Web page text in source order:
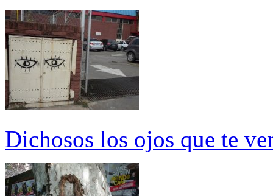
Dichosos los ojos que te